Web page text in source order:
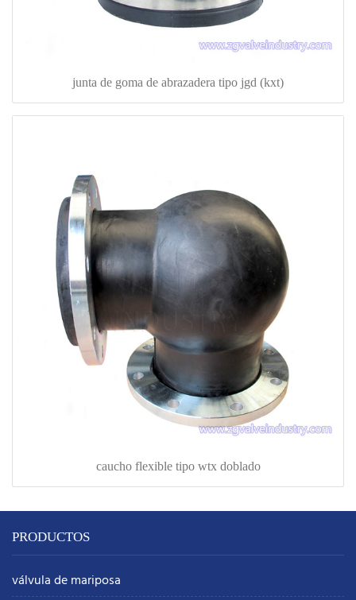
junta de goma de abrazadera tipo jgd (kxt)
caucho flexible tipo wtx doblado
PRODUCTOS
válvula de mariposa